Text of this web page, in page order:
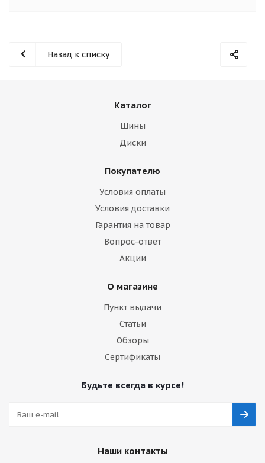
Назад к списку
Каталог
Шины
Диски
Покупателю
Условия оплаты
Условия доставки
Гарантия на товар
Вопрос-ответ
Акции
О магазине
Пункт выдачи
Статьи
Обзоры
Сертификаты
Будьте всегда в курсе!
Наши контакты